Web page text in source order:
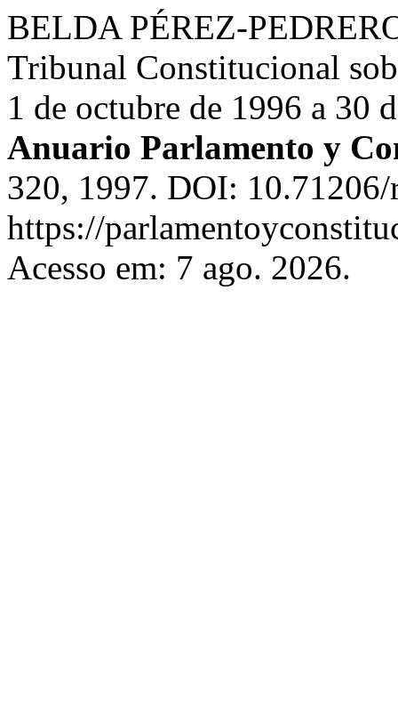
BELDA PÉREZ-
Tribunal Constitucional
1 de octubre de 1996 a 30
Anuario Parlamento y
320, 1997. DOI:
https://
Acesso em: 7 ago. 2026.